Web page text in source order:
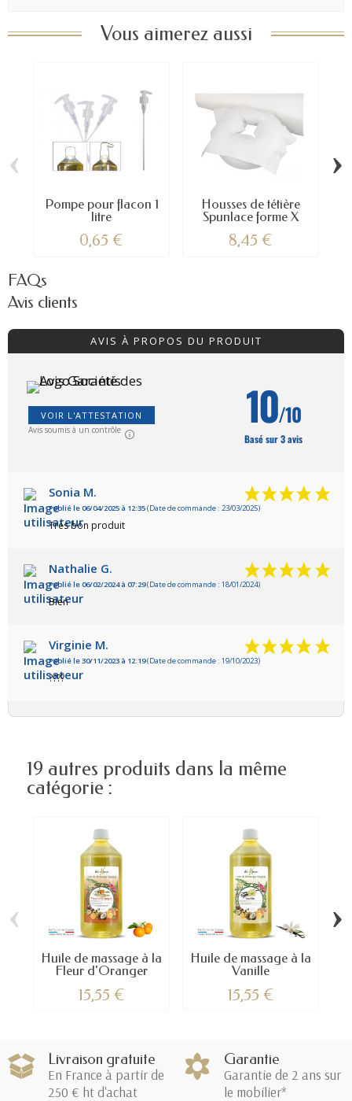
Vous aimerez aussi
Pompe pour flacon 1
litre
0,65 €
Housses de tétière
Spunlace forme X
8,45 €
‹ ›
FAQs
Avis clients
AVIS À PROPOS DU PRODUIT
VOIR L'ATTESTATION
Avis soumis à un contrôle 10/10
Basé sur 3 avis
Sonia M.
Publié le 06/04/2025 à 12:35(Date de commande : 23/03/2025)
Très bon produit
Nathalie G.
Publié le 06/02/2024 à 07:29(Date de commande : 18/01/2024)
Bien
Virginie M.
Publié le 30/11/2023 à 12:19(Date de commande : 19/10/2023)
????
19 autres produits dans la même
catégorie :
Huile de massage à la
Fleur d'Oranger
15,55 €
Huile de massage à la
Vanille
15,55 €
‹ ›
Livraison gratuite
En France à partir de
250 € ht d'achat
Garantie
Garantie de 2 ans sur
le mobilier*